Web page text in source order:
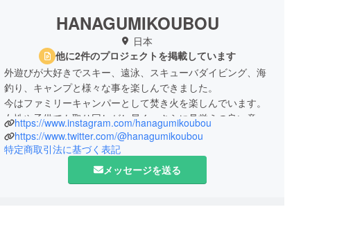
HANAGUMIKOUBOU
日本
他に2件のプロジェクトを掲載しています
外遊びが大好きでスキー、遠泳、スキューバダイビング、海
釣り、キャンプと様々な事を楽しんできました。
今はファミリーキャンパーとして焚き火を楽しんでいます。
女性や子供でも取り回しがし易く、さらに見栄えの良い意匠
も求め考案したのがガスカンダー火吹き棒です。
『焚き火を愉しむ皆様の時間をお手伝い出来る』そんなモノ
https://www.instagram.com/hanagumikoubou
https://www.twitter.com/@hanagumikoubou
特定商取引法に基づく表記
メッセージを送る